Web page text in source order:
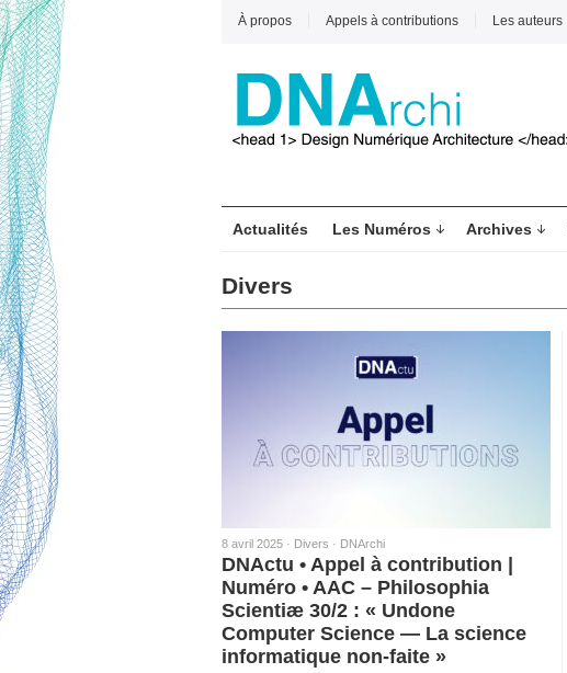
À propos Appels à contributions Les auteurs
Actualités Les Numéros Archives
Divers
8 avril 2025 · Divers · DNArchi
DNActu • Appel à contribution |
Numéro • AAC – Philosophia
Scientiæ 30/2 : « Undone
Computer Science — La science
informatique non-faite »